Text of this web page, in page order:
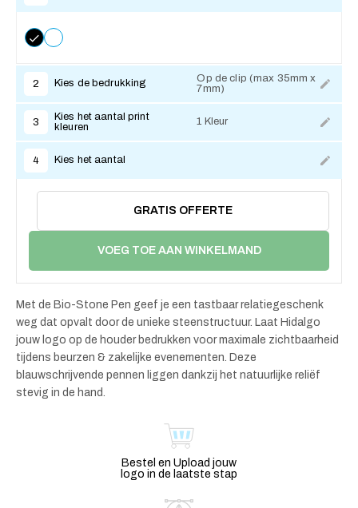
2 Kies de bedrukking
Op de clip (max 35mm x
7mm)
3
Kies het aantal print
kleuren
1 Kleur
4 Kies het aantal
GRATIS OFFERTE
VOEG TOE AAN WINKELMAND
Met de Bio-Stone Pen geef je een tastbaar relatiegeschenk
weg dat opvalt door de unieke steenstructuur. Laat Hidalgo
jouw logo op de houder bedrukken voor maximale zichtbaarheid
tijdens beurzen & zakelijke evenementen. Deze
blauwschrijvende pennen liggen dankzij het natuurlijke reliëf
stevig in de hand.
Bestel en Upload jouw
logo in de laatste stap